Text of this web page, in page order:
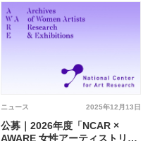
2025年12月13日
ニュース
公募｜2026年度「NCAR ×
AWARE 女性アーティストリサ